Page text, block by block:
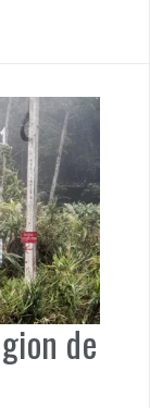
de